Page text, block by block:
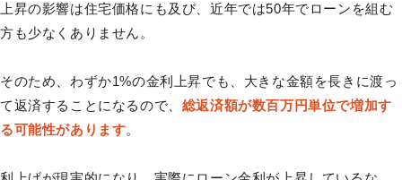
上昇の影響は住宅価格にも及び、近年では50年でローンを組む
方も少なくありません。
そのため、わずか1%の金利上昇でも、大きな金額を長きに渡っ
て返済することになるので、 総返済額が数百万円単位で増加す
る可能性があります。